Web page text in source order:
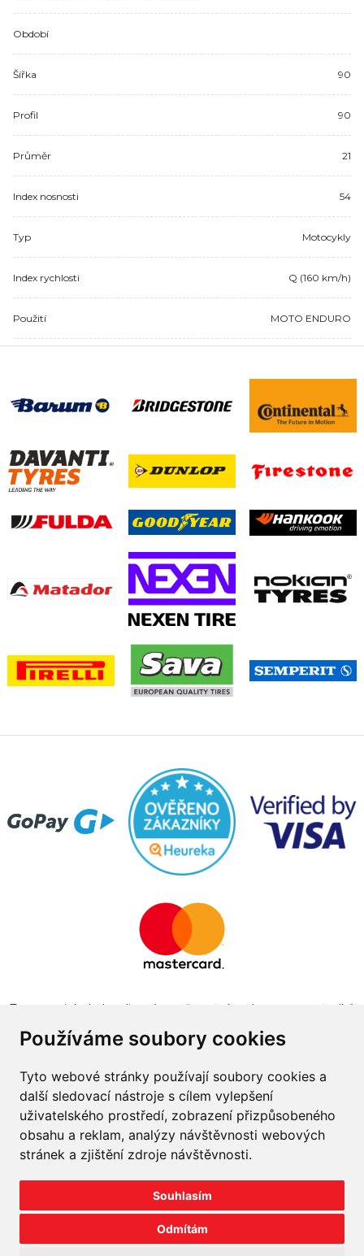
Používáme soubory cookies
Tyto webové stránky používají soubory cookies a
další sledovací nástroje s cílem vylepšení
uživatelského prostředí, zobrazení přizpůsobeného
obsahu a reklam, analýzy návštěvnosti webových
stránek a zjištění zdroje návštěvnosti.
Souhlasím
Odmítám
Období
Šířka 90
Profil 90
Průměr 21
Index nosnosti 54
Typ Motocykly
Index rychlosti Q (160 km/h)
Použití MOTO ENDURO
Tento projekt byl realizován za finanční podpory z prostředků
obchodu v programu The Country for the Future
2026prodej-pneu.cz
Napište nám
Velkoobchod